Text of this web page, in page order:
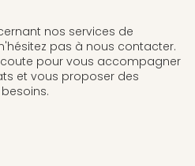
nos services de
pas à nous contacter.
pour vous accompagner
et vous proposer des